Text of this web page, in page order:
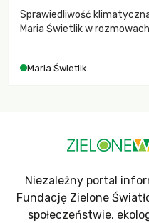
Sprawiedliwość
Maria Świetlik w
Maria Świetlik
Niezależny portal
Fundację Zielone
społeczeństwie,